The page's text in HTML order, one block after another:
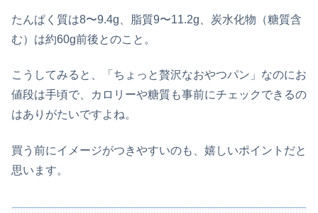
たんぱく質は8〜9.4g、脂質9〜11.2g、炭水化物（糖質含
む）は約60g前後とのこと。
こうしてみると、「ちょっと贅沢なおやつパン」なのにお
値段は手頃で、カロリーや糖質も事前にチェックできるの
はありがたいですよね。
買う前にイメージがつきやすいのも、嬉しいポイントだと
思います。